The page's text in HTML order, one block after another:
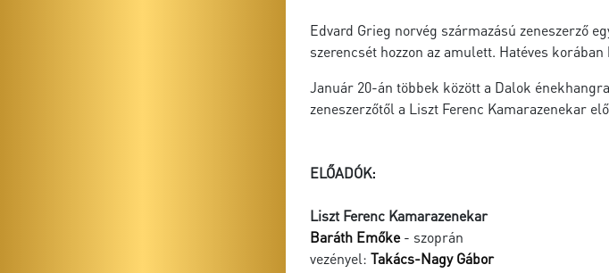
Edvard Grieg norvég származású zeneszerző
szerencsét hozzon az amulett. Hatéves
Január 20-án többek között a Dalok
zeneszerzőtől a Liszt Ferenc Kamarazenekar
ELŐADÓK:
Liszt Ferenc Kamarazenekar
Baráth Emőke- szoprán
vezényel: Takács-Nagy Gábor